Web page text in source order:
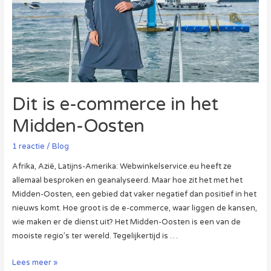
Dit is e-commerce in het
Midden-Oosten
1 reactie / Blog
Afrika, Azië, Latijns-Amerika: Webwinkelservice.eu heeft ze
allemaal besproken en geanalyseerd. Maar hoe zit het met het
Midden-Oosten, een gebied dat vaker negatief dan positief in het
nieuws komt. Hoe groot is de e-commerce, waar liggen de kansen,
wie maken er de dienst uit? Het Midden-Oosten is een van de
mooiste regio’s ter wereld. Tegelijkertijd is …
Dit
Lees meer »